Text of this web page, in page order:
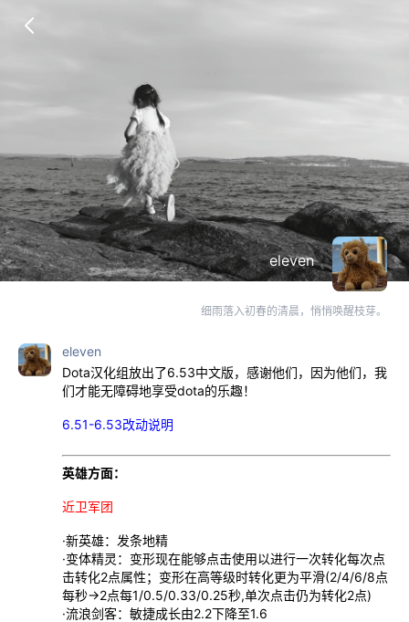
eleven
细雨落入初春的清晨，悄悄唤醒枝芽。
eleven
Dota汉化组放出了6.53中文版，感谢他们，因为他们，我
们才能无障碍地享受dota的乐趣！
6.51-6.53改动说明
英雄方面：
近卫军团
·新英雄：发条地精
·变体精灵：变形现在能够点击使用以进行一次转化每次点
击转化2点属性；变形在高等级时转化更为平滑(2/4/6/8点
每秒->2点每1/0.5/0.33/0.25秒,单次点击仍为转化2点)
·流浪剑客：敏捷成长由2.2下降至1.6